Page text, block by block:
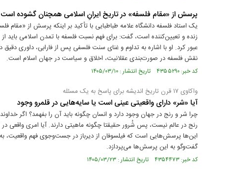
پرسش از «مقام فلسفه» در تاریخ ایرانِ اسلامی همچنان گشوده است
یک استاد فلسفه دانشگاه علامه طباطبایی با تأکید بر اینکه پرسش از «مقام
زنده و تعیین‌کننده است، گفت: برای فهم نسبت فلسفه با تمدن اسلامی باید
عبور کرد. او با اشاره به تداوم و غنای سنت فلسفی پس از فارابی، داوری دقیق
نقش فلسفه در صورت‌بندی عقلانیت، اخلاق و سیاست در جهان اسلام است.
کد خبر: ۴۳۵۵۲۹۰ تاریخ انتشار : ۱۴۰۵/۰۳/۱۰
واکاوی ۱۷ قرن تاریخ اندیشه برای پاسخ به یک مسئله
آیا «شر» دارای واقعیتی عینی است یا سایه‌هایی در قلمرو وجود
چرا شر و رنج در جهان وجود دارد و انسان چگونه باید آن را بفهمد؟ اگر
رنج در عالم نیست، پس شُرور حقیقتا چگونه ماهیتی دارند. آیا امری واقعی
این‌ها پرسش‌هایی است که فیلسوفان از دیرباز در جست‌وجوی فهم واقعیت، به
گفت‌وگو به این پرسش‌ها می‌پردازد.
کد خبر: ۴۳۵۴۴۷۳ تاریخ انتشار : ۱۴۰۵/۰۳/۲۳